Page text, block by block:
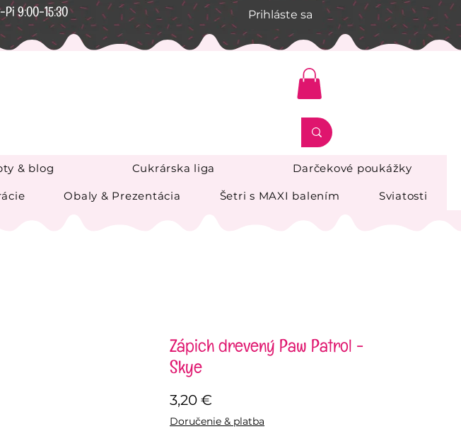
9:00-15:30 Prihláste sa
& blog Cukrárska liga Darčekové poukážky
Obaly & Prezentácia Šetri s MAXI balením Sviatosti
Zápich drevený Paw Patrol -
Skye
3,20 €
Doručenie & platba